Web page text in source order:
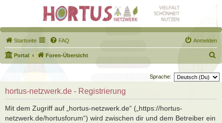
Startseite FAQ Anmelden
Portal Foren-Übersicht
u
c
Sprache:
hortus-netzwerk.de - Registrierung
Mit dem Zugriff auf „hortus-netzwerk.de“ („https://hortus-
netzwerk.de/hortusforum“) wird zwischen dir und dem Betreiber ein